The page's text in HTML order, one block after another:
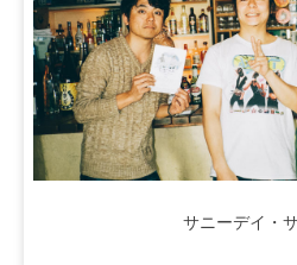
サニーデイ・